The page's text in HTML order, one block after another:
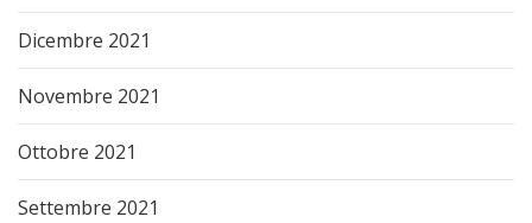
Dicembre 2021
Novembre 2021
Ottobre 2021
Settembre 2021